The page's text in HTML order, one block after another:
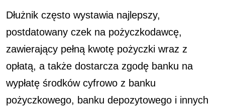
Dłużnik często wystawia najlepszy,
postdatowany czek na pożyczkodawcę,
zawierający pełną kwotę pożyczki wraz z
opłatą, a także dostarcza zgodę banku na
wypłatę środków cyfrowo z banku
pożyczkowego, banku depozytowego i innych